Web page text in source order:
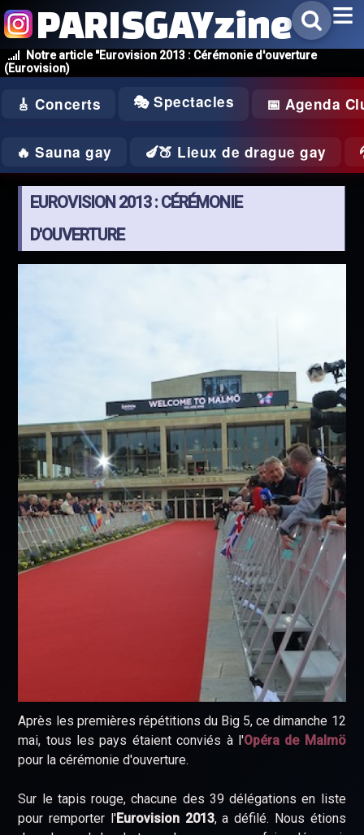
Notre article "Eurovision 2013 : Cérémonie d'ouverture
(Eurovision)
PARISGAYzine
🎸 Concerts 🎭 Spectacles 📅 Agenda
🔥 Sauna gay 🍆🍑 Lieux de drague gay
EUROVISION 2013 : CÉRÉMONIE
D'OUVERTURE
Après les premières répétitions du Big 5, ce dimanche 12
mai, tous les pays étaient conviés à l'Opéra de Malmö
pour la cérémonie d'ouverture.
Sur le tapis rouge, chacune des 39 délégations en liste
pour remporter l'Eurovision 2013, a défilé. Nous étions